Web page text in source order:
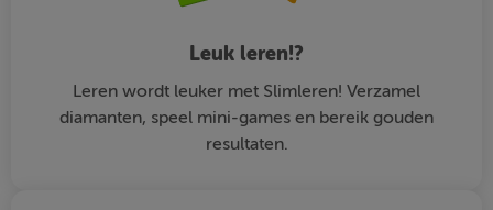
Leuk leren!?
Leren wordt leuker met Slimleren! Verzamel
diamanten, speel mini-games en bereik gouden
resultaten.